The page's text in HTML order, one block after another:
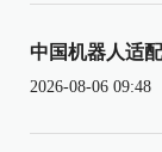
中国机器人适
2026-08-06 09:48